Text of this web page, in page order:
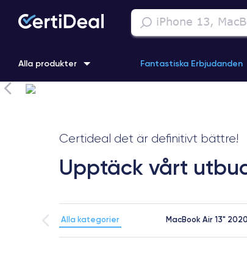
Alla produkter Fantastiska Erbjudanden
iPhone 11 Pro iPhone 15 Pro
Certideal det är definitivt bättre!
Upptäck vårt
Alla kategorier MacBook Air 13" 2020